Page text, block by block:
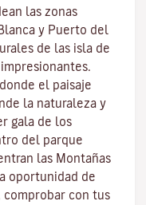
las zonas
y Puerto del
de las isla de
el paisaje
la naturaleza y
gala de los
del parque
las Montañas
oportunidad de
comprobar con tus